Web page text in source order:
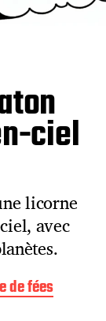
ciel
licorne
avec
de fées